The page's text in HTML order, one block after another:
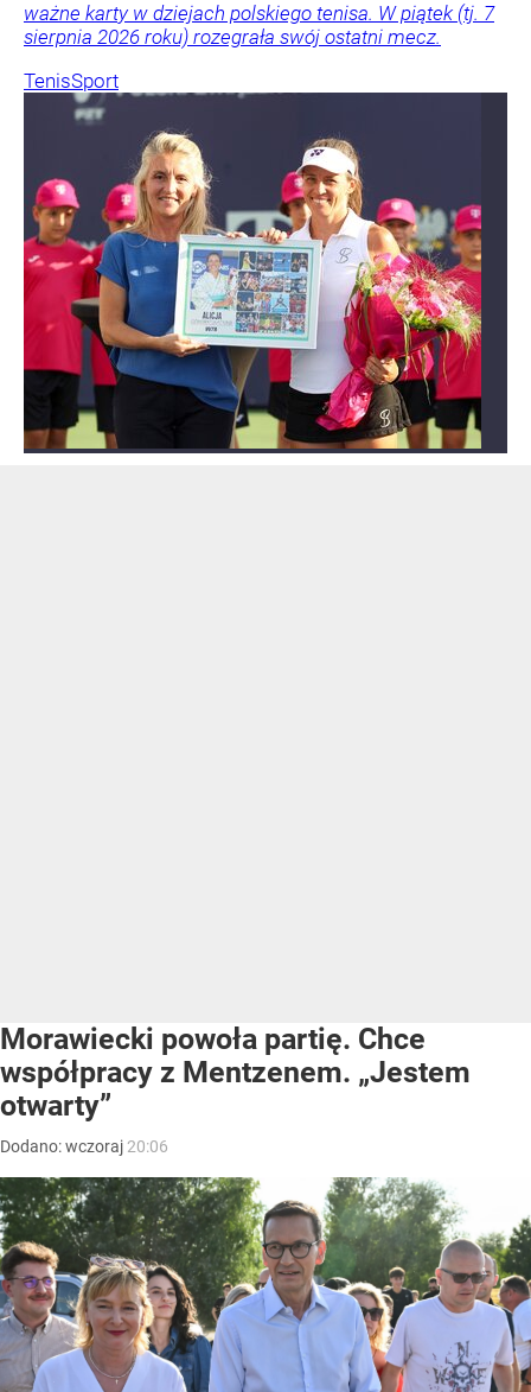
ważne karty w dziejach polskiego tenisa. W piątek (tj. 7
sierpnia 2026 roku) rozegrała swój ostatni mecz.
TenisSport
Morawiecki powoła partię. Chce
współpracy z Mentzenem. „Jestem
otwarty”
Dodano:wczoraj 20:06